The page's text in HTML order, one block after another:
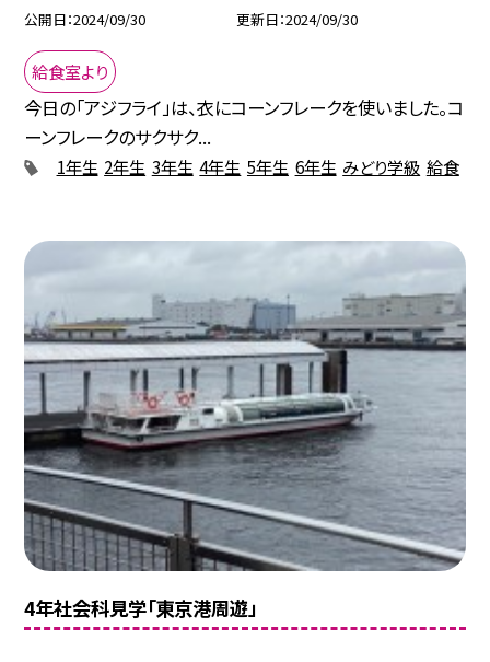
公開日 2024/09/30 更新日 2024/09/30
給食室より
今日の「アジフライ」は、衣にコーンフレークを使いました。コ
ーンフレークのサクサク...
1年生 2年生 3年生 4年生 5年生 6年生 みどり学級 給食
4年社会科見学「東京港周遊」